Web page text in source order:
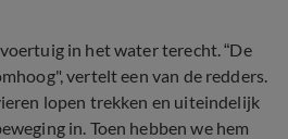
in het water terecht. “De
vertelt een van de redders.
lopen trekken en uiteindelijk
in. Toen hebben we hem